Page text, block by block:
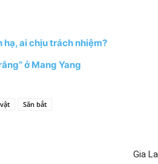
ai chịu trách nhiệm?
ở Mang Yang
Săn bắt
Gia